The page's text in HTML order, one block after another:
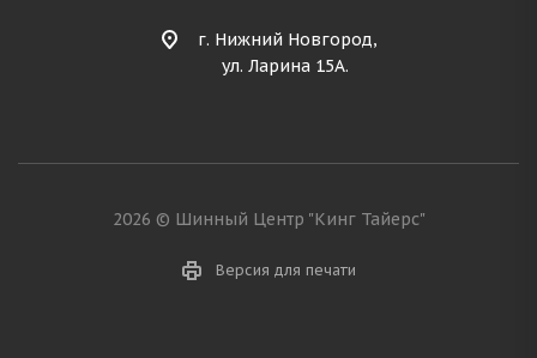
г. Нижний Новгород,
ул. Ларина 15А.
2026 © Шинный Центр "Кинг Тайерс"
Версия для печати